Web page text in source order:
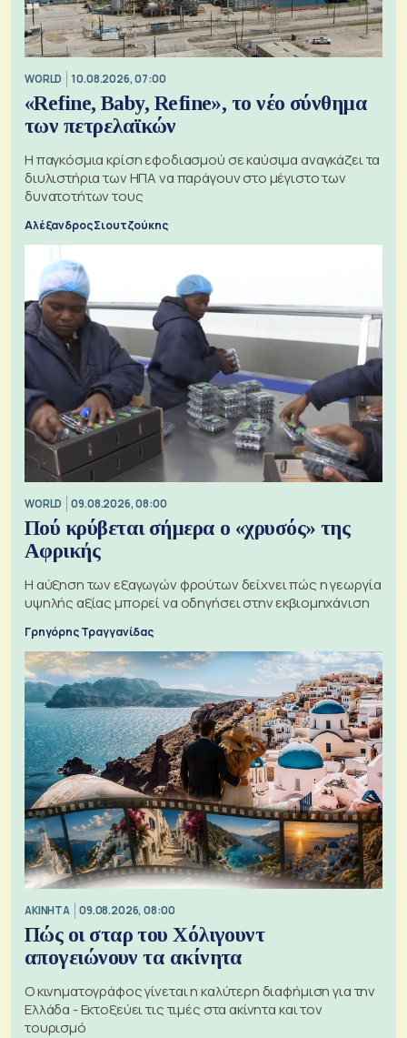
WORLD 10.08.2026, 07:00
«Refine, Baby, Refine», το νέο σύνθημα
των πετρελαϊκών
Η παγκόσμια κρίση εφοδιασμού σε καύσιμα αναγκάζει τα
διυλιστήρια των ΗΠΑ να παράγουν στο μέγιστο των
δυνατοτήτων τους
Αλέξανδρος Σιουτζούκης
WORLD 09.08.2026, 08:00
Πού κρύβεται σήμερα ο «χρυσός» της
Αφρικής
Η αύξηση των εξαγωγών φρούτων δείχνει πώς η γεωργία
υψηλής αξίας μπορεί να οδηγήσει στην εκβιομηχάνιση
Γρηγόρης Τραγγανίδας
ΑΚΙΝΗΤΑ 09.08.2026, 08:00
Πώς οι σταρ του Χόλιγουντ
απογειώνουν τα ακίνητα
Ο κινηματογράφος γίνεται η καλύτερη διαφήμιση για την
Ελλάδα - Εκτοξεύει τις τιμές στα ακίνητα και τον
τουρισμό